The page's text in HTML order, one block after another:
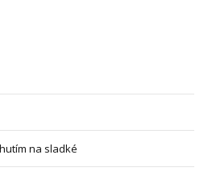
na sladké